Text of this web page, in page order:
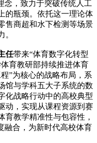
念，致力于突破传统人工
的瓶颈。依托这一理论体
售商超和水下检测等场景
。
任带来“体育数字化转型
育教研部持续推进体育
”为核心的战略布局，系
馆与学科五大子系统的数
化战略行动中的高校典型
动，实现从课程资源到赛
育教学精准性与包容性，
融合，为新时代高校体育